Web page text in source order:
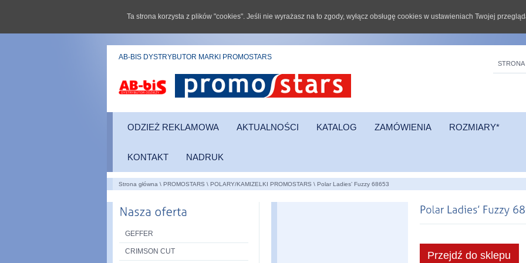
AB-BIS DYSTRYBUTOR MARKI PROMOSTARS
ODZIEŻ REKLAMOWA AKTUALNOŚCI KATALOG ZAMÓWIENIA ROZMIARY*
KONTAKT NADRUK
Strona główna \ PROMOSTARS \ POLARY/KAMIZELKI PROMOSTARS \ Polar Ladies’ Fuzzy 68653
Przejdź do sklepu
GEFFER
CRIMSON CUT
Ta strona korzysta z plików "cookies". Jeśli nie wyrażasz na to zgody, wyłącz obsługę cookies w ustawieniach Twojej